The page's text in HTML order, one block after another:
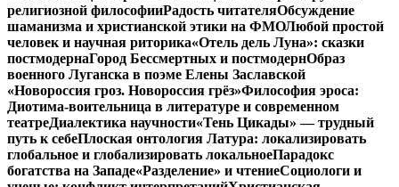
религиозной философииРадость читателяОбсуждение
шаманизма и христианской этики на ФМОЛюбой простой
человек и научная риторика«Отель дель Луна»: сказки
постмодернаГород Бессмертных и постмодернОбраз
военного Луганска в поэме Елены Заславской
«Новороссия гроз. Новороссия грёз»Философия эроса:
Диотима-воительница в литературе и современном
театреДиалектика научности«Тень Цикады» — трудный
путь к себеПлоская онтология Латура: локализировать
глобальное и глобализировать локальноеПарадокс
богатства на Западе«Разделение» и чтениеСоциологи и